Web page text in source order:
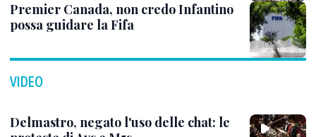
Premier Canada, non credo Infantino
possa guidare la Fifa
VIDEO
Delmastro, negato l'uso delle chat: le